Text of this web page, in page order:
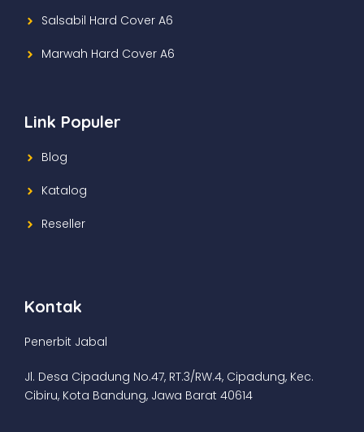
Salsabil Hard Cover A6
Marwah Hard Cover A6
Link Populer
Blog
Katalog
Reseller
Kontak
Penerbit Jabal
Jl. Desa Cipadung No.47, RT.3/RW.4, Cipadung, Kec.
Cibiru, Kota Bandung, Jawa Barat 40614